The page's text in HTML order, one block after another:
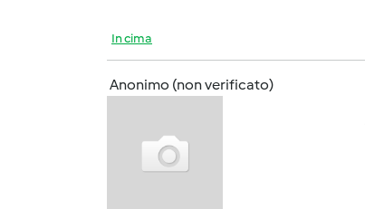
In cima
Anonimo (non verificato)